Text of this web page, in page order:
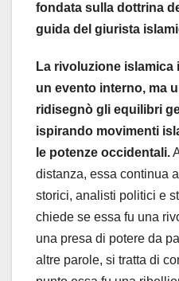
fondata sulla dottrina
guida del giurista
La rivoluzione
un evento interno, ma
ridisegnò gli equilibri
ispirando movimenti
le potenze occidentali.
distanza, essa continua
storici, analisti politici e
chiede se essa fu una
una presa di potere da
altre parole, si tratta di